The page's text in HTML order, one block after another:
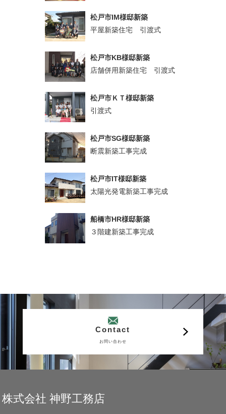
松戸市IM様邸新築
平屋新築住宅 引渡式
松戸市KB様邸新築
店舗併用新築住宅 引渡式
松戸市ＫＴ様邸新築
引渡式
松戸市SG様邸新築
断震新築工事完成
松戸市IT様邸新築
太陽光発電新築工事完成
船橋市HR様邸新築
３階建新築工事完成
Contact
お問い合わせ
株式会社 神野工務店